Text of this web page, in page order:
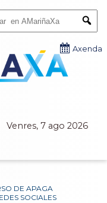
Venres, 7 ago 2026
Axenda
DE APAGA
SOCIALES